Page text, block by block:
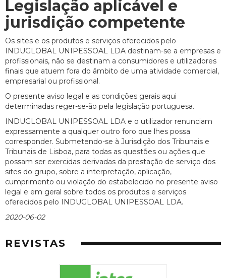
Legislação aplicável e
jurisdição competente
Os sites e os produtos e serviços oferecidos pelo
INDUGLOBAL UNIPESSOAL LDA destinam-se a empresas e
profissionais, não se destinam a consumidores e utilizadores
finais que atuem fora do âmbito de uma atividade comercial,
empresarial ou profissional.
O presente aviso legal e as condições gerais aqui
determinadas reger-se-ão pela legislação portuguesa.
INDUGLOBAL UNIPESSOAL LDA e o utilizador renunciam
expressamente a qualquer outro foro que lhes possa
corresponder. Submetendo-se à Jurisdição dos Tribunais e
Tribunais de Lisboa, para todas as questões ou ações que
possam ser exercidas derivadas da prestação de serviço dos
sites do grupo, sobre a interpretação, aplicação,
cumprimento ou violação do estabelecido no presente aviso
legal e em geral sobre todos os produtos e serviços
oferecidos pelo INDUGLOBAL UNIPESSOAL LDA.
2020-06-02
REVISTAS